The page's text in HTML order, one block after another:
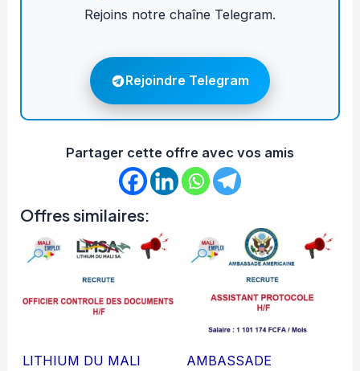
Rejoins notre chaîne Telegram.
Rejoindre Telegram
Partager cette offre avec vos amis
Offres similaires:
LITHIUM DU MALI
AMBASSADE